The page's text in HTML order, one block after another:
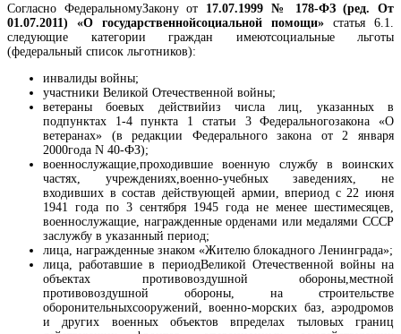
Согласно ФедеральномуЗакону от 17.07.1999 № 178-ФЗ (ред. От
01.07.2011) «О государственнойсоциальной помощи» статья 6.1.
следующие категории граждан имеютсоциальные льготы
(федеральный список льготников):
инвалиды войны;
участники Великой Отечественной войны;
ветераны боевых действийиз числа лиц, указанных в
подпунктах 1-4 пункта 1 статьи 3 Федеральногозакона «О
ветеранах» (в редакции Федерального закона от 2 января
2000года N 40-ФЗ);
военнослужащие,проходившие военную службу в воинских
частях, учреждениях,военно-учебных заведениях, не
входивших в состав действующей армии, впериод с 22 июня
1941 года по 3 сентября 1945 года не менее шестимесяцев,
военнослужащие, награжденные орденами или медалями СССР
заслужбу в указанный период;
лица, награжденные знаком «Жителю блокадного Ленинграда»;
лица, работавшие в периодВеликой Отечественной войны на
объектах противовоздушной обороны,местной
противовоздушной обороны, на строительстве
оборонительныхсооружений, военно-морских баз, аэродромов
и других военных объектов впределах тыловых границ